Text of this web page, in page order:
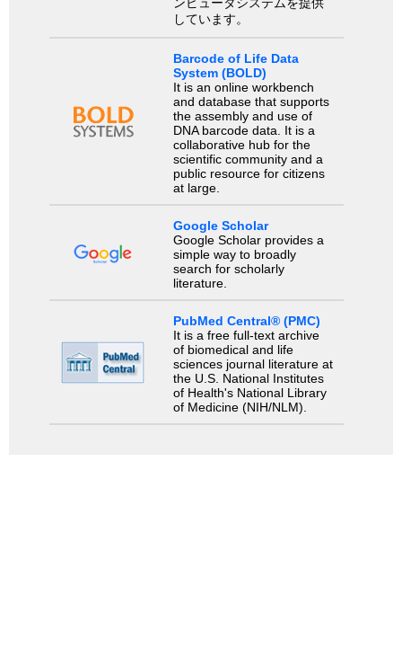
しています。
Barcode of Life Data
System (BOLD)
It is an online workbench
and database that supports
the assembly and use of
DNA barcode data. It is a
collaborative hub for the
scientific community and a
public resource for citizens
at large.
Google Scholar
Google Scholar provides a
simple way to broadly
search for scholarly
literature.
PubMed Central® (PMC)
It is a free full-text archive
of biomedical and life
sciences journal literature at
the U.S. National Institutes
of Health's National Library
of Medicine (NIH/NLM).